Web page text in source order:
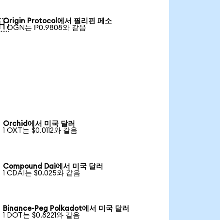
Origin Protocol에서 필리핀 페소
1 OGN는 ₱0.9808와 같음
Orchid에서 미국 달러
1 OXT는 $0.0112와 같음
Compound Dai에서 미국 달러
1 CDAI는 $0.025와 같음
Binance-Peg Polkadot에서 미국 달러
1 DOT는 $0.8221와 같음